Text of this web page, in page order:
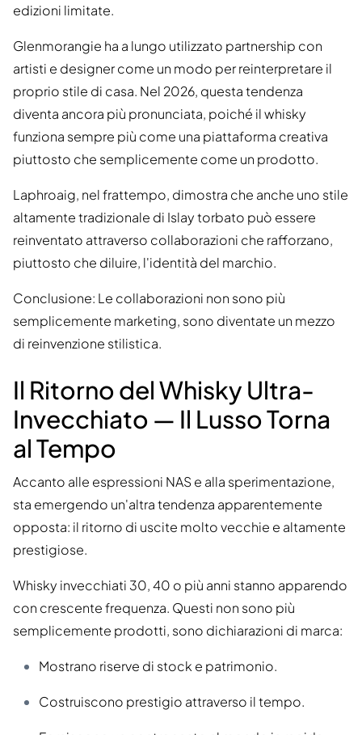
edizioni limitate.
Glenmorangie ha a lungo utilizzato partnership con
artisti e designer come un modo per reinterpretare il
proprio stile di casa. Nel 2026, questa tendenza
diventa ancora più pronunciata, poiché il whisky
funziona sempre più come una piattaforma creativa
piuttosto che semplicemente come un prodotto.
Laphroaig, nel frattempo, dimostra che anche uno stile
altamente tradizionale di Islay torbato può essere
reinventato attraverso collaborazioni che rafforzano,
piuttosto che diluire, l'identità del marchio.
Conclusione: Le collaborazioni non sono più
semplicemente marketing, sono diventate un mezzo
di reinvenzione stilistica.
Il Ritorno del Whisky Ultra-
Invecchiato — Il Lusso Torna
al Tempo
Accanto alle espressioni NAS e alla sperimentazione,
sta emergendo un'altra tendenza apparentemente
opposta: il ritorno di uscite molto vecchie e altamente
prestigiose.
Whisky invecchiati 30, 40 o più anni stanno apparendo
con crescente frequenza. Questi non sono più
semplicemente prodotti, sono dichiarazioni di marca:
Mostrano riserve di stock e patrimonio.
Costruiscono prestigio attraverso il tempo.